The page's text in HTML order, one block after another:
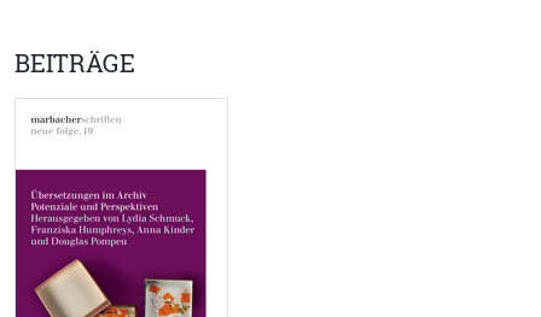
BEITRÄGE